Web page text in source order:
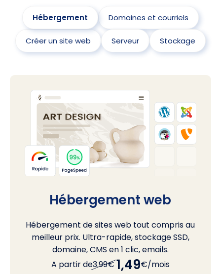
Hébergement Domaines et courriels
Créer un site web Serveur Stockage
Hébergement web
Hébergement de sites web tout compris au
meilleur prix. Ultra-rapide, stockage SSD,
domaine, CMS en 1 clic, emails.
A partir de3.99€1,49€/mois